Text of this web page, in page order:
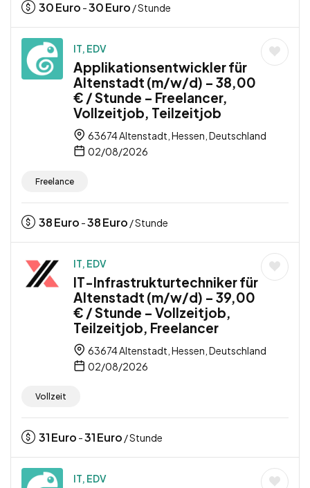
30Euro -30Euro / Stunde
IT, EDV
Applikationsentwickler für
Altenstadt (m/w/d) – 38,00
€ / Stunde – Freelancer,
Vollzeitjob, Teilzeitjob
63674 Altenstadt, Hessen, Deutschland
02/08/2026
Freelance
38Euro -38Euro / Stunde
IT, EDV
IT-Infrastrukturtechniker für
Altenstadt (m/w/d) – 39,00
€ / Stunde – Vollzeitjob,
Teilzeitjob, Freelancer
63674 Altenstadt, Hessen, Deutschland
02/08/2026
Vollzeit
31Euro -31Euro / Stunde
IT, EDV